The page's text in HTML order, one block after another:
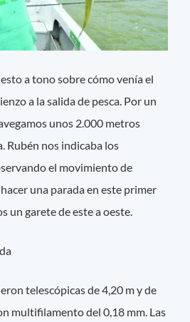
a tono sobre cómo venía el
a la salida de pesca. Por un
unos 2.000 metros
Rubén nos indicaba los
el movimiento de
una parada en este primer
un garete de este a oeste.
telescópicas de 4,20 m y de
multifilamento del 0,18 mm. Las